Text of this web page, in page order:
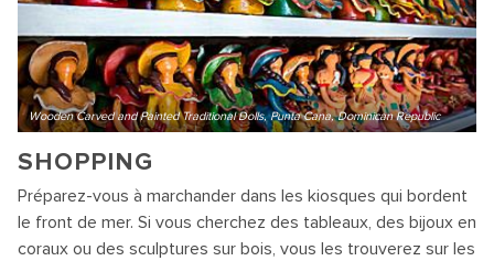
Wooden Carved and Painted Traditional Dolls, Punta Cana, Dominican Republic
SHOPPING
Préparez-vous à marchander dans les kiosques qui bordent
le front de mer. Si vous cherchez des tableaux, des bijoux en
coraux ou des sculptures sur bois, vous les trouverez sur les